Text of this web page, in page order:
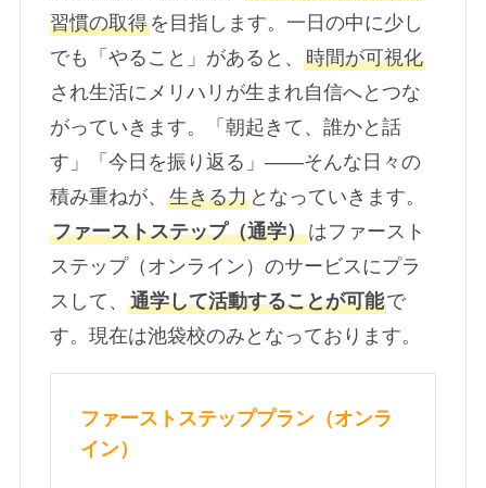
習慣の取得を目指します。一日の中に少し
でも「やること」があると、 時間が可視化
され生活にメリハリが生まれ自信へとつな
がっていきます。「朝起きて、誰かと話
す」「今日を振り返る」――そんな日々の
積み重ねが、 生きる力となっていきます。
ファーストステップ（通学）はファースト
ステップ（オンライン）のサービスにプラ
スして、 通学して活動することが可能で
す。現在は池袋校のみとなっております。
ファーストステッププラン（オンラ
イン）